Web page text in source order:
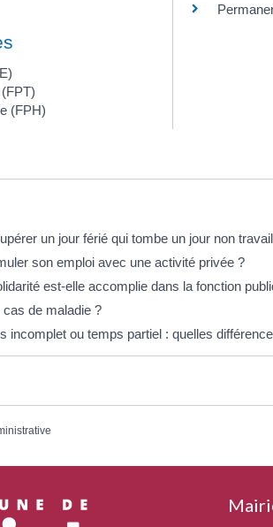
(FPH)
un jour férié qui tombe un jour non
son emploi avec une activité privée ?
est-elle accomplie dans la fonction
de maladie ?
incomplet ou temps partiel : quelles